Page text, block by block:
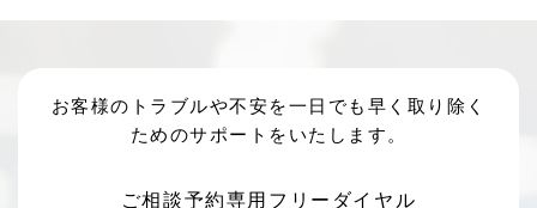
お客様のトラブルや不安を一日でも早く取り除く
ためのサポートをいたします。
ご相談予約専用フリーダイヤル